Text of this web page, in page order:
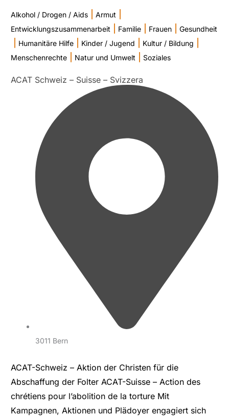
Alkohol / Drogen / Aids Armut
Entwicklungszusammenarbeit Familie Frauen Gesundheit
Humanitäre Hilfe Kinder / Jugend Kultur / Bildung
Menschenrechte Natur und Umwelt Soziales
ACAT Schweiz – Suisse – Svizzera
3011 Bern
ACAT-Schweiz – Aktion der Christen für die
Abschaffung der Folter ACAT-Suisse – Action des
chrétiens pour l’abolition de la torture Mit
Kampagnen, Aktionen und Plädoyer engagiert sich